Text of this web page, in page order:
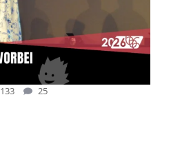
133 25